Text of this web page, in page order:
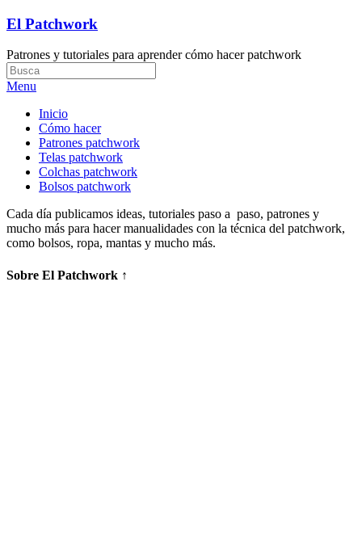
El Patchwork
Patrones y tutoriales para aprender cómo hacer patchwork
Menu
Inicio
Cómo hacer
Patrones patchwork
Telas patchwork
Colchas patchwork
Bolsos patchwork
Cada día publicamos ideas, tutoriales paso a paso, patrones y
mucho más para hacer manualidades con la técnica del patchwork,
como bolsos, ropa, mantas y mucho más.
Sobre El Patchwork ↑